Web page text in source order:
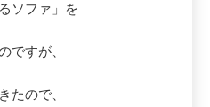
ソファ」を
ですが、
たので、